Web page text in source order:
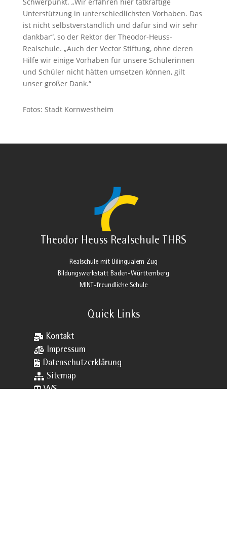
Unterstützung in unterschiedlichsten Vorhaben. Das
ist nicht selbstverständlich und dafür sind wir sehr
dankbar“, so der Rektor der Theodor-Heuss-
Realschule. „Auch der Vector Stiftung, ohne deren
Hilfe wir einige Vorhaben für unsere Schülerinnen
und Schüler nicht hätten umsetzen können, gilt
unser großer Dank.“
Fotos: Stadt Kornwestheim
Theodor Heuss Realschule THRS
Realschule mit Bilingualem Zug
Bildungswerkstatt Baden-Württemberg
MINT-freundliche Schule
Quick Links
 Kontakt
 Impressum
 Datenschutzerklärung
 Sitemap
 VVS